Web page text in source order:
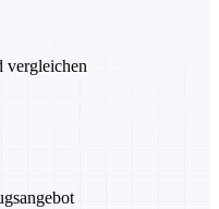
vergleichen